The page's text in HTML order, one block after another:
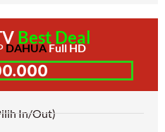
Best Deal
DAHUAFull HD
In/Out)